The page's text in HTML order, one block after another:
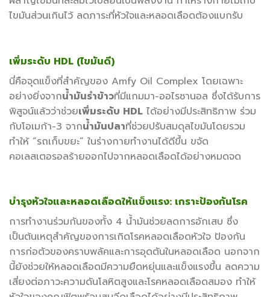
ไขมันส่วนเกินไว้ ลดภาระที่หัวใจและหลอดเลือดต้องแบกรับ
เพิ่มระดับ HDL (ไขมันดี)
นี่คือจุดแข็งที่สำคัญของ Amfy Oil Complex โดยเฉพาะ
อย่างยิ่งจากน้ำมันรำข้าวที่มีแกมมา-ออไรซานอล ซึ่งได้รับการ
พิสูจน์แล้วว่าช่วยเพิ่มระดับ HDL ได้อย่างมีประสิทธิภาพ ร่วม
กับโอเมก้า-3 จากน้ำมันปลาที่ช่วยปรับสมดุลไขมันโดยรวม
ทำให้ “รถเก็บขยะ” ในร่างกายทำงานได้ดีขึ้น ขจัด
คอเลสเตอรอลร้ายออกไปจากหลอดเลือดได้อย่างหมดจด
บำรุงหัวใจและหลอดเลือดให้แข็งแรง: เกราะป้องกันโรค
การทำงานร่วมกันของทั้ง 4 น้ำมันช่วยลดการอักเสบ ซึ่ง
เป็นต้นเหตุสำคัญของการเกิดโรคหลอดเลือดหัวใจ ป้องกัน
การก่อตัวของคราบพลัคและการอุดตันในหลอดเลือด นอกจาก
นี้ยังช่วยให้หลอดเลือดมีความยืดหยุ่นและแข็งแรงขึ้น ลดความ
เสี่ยงต่อภาวะความดันโลหิตสูงและโรคหลอดเลือดสมอง ทำให้